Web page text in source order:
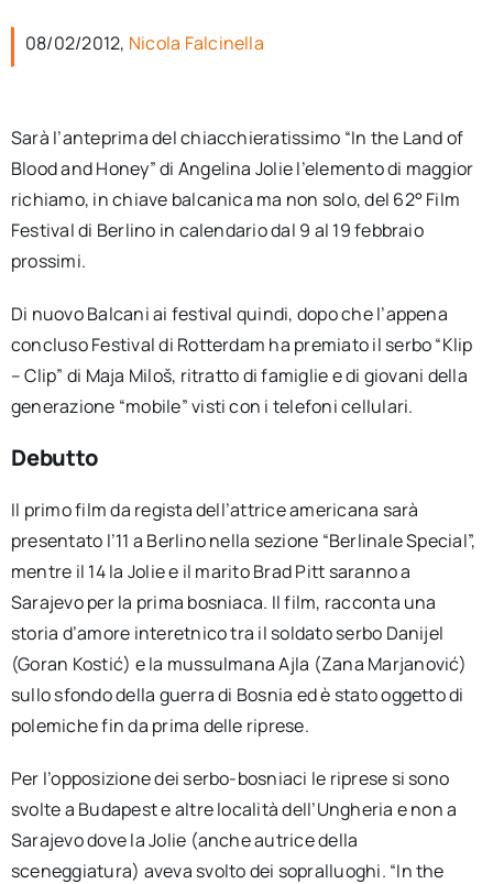
08/02/2012, Nicola Falcinella
Sarà l’anteprima del chiacchieratissimo “In the Land of
Blood and Honey” di Angelina Jolie l’elemento di maggior
richiamo, in chiave balcanica ma non solo, del 62° Film
Festival di Berlino in calendario dal 9 al 19 febbraio
prossimi.
Di nuovo Balcani ai festival quindi, dopo che l’appena
concluso Festival di Rotterdam ha premiato il serbo “Klip
– Clip” di Maja Miloš, ritratto di famiglie e di giovani della
generazione “mobile” visti con i telefoni cellulari.
Debutto
Il primo film da regista dell’attrice americana sarà
presentato l’11 a Berlino nella sezione “Berlinale Special”,
mentre il 14 la Jolie e il marito Brad Pitt saranno a
Sarajevo per la prima bosniaca. Il film, racconta una
storia d’amore interetnico tra il soldato serbo Danijel
(Goran Kostić) e la mussulmana Ajla (Zana Marjanović)
sullo sfondo della guerra di Bosnia ed è stato oggetto di
polemiche fin da prima delle riprese.
Per l’opposizione dei serbo-bosniaci le riprese si sono
svolte a Budapest e altre località dell’Ungheria e non a
Sarajevo dove la Jolie (anche autrice della
sceneggiatura) aveva svolto dei sopralluoghi. “In the